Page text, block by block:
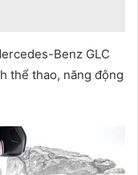
Benz GLC
thể thao, năng động